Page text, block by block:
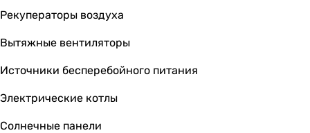
Рекуператоры воздуха
Вытяжные вентиляторы
Источники бесперебойного питания
Электрические котлы
Солнечные панели